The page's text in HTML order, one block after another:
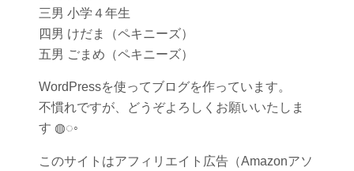
三男 小学４年生
四男 けだま（ペキニーズ）
五男 ごまめ（ペキニーズ）
WordPressを使ってブログを作っています。
不慣れですが、どうぞよろしくお願いいたしま
す ◍◌◦
このサイトはアフィリエイト広告（Amazonアソ